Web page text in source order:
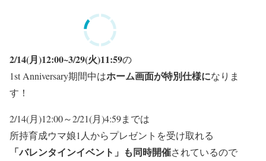
2/14(月)12:00~3/29(火)11:59の
1st Anniversary期間中はホーム画面が特別仕様になりま
す！
2/14(月)12:00～2/21(月)4:59までは
所持育成ウマ娘1人からプレゼントを受け取れる
「バレンタインイベント」も同時開催されているので